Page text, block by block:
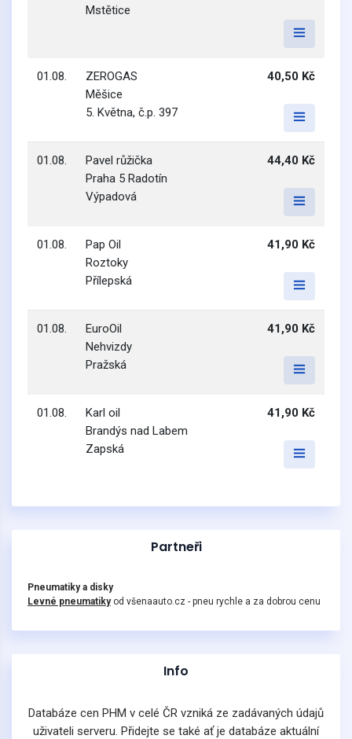
Mstětice
01.08.
ZEROGAS
Měšice
5. Května, č.p. 397
40,50 Kč
01.08.
Pavel růžička
Praha 5 Radotín
Výpadová
44,40 Kč
01.08.
Pap Oil
Roztoky
Přílepská
41,90 Kč
01.08.
EuroOil
Nehvizdy
Pražská
41,90 Kč
01.08.
Karl oil
Brandýs nad Labem
Zapská
41,90 Kč
Partneři
Pneumatiky a disky
Levné pneumatikyod všenaauto.cz - pneu rychle a za dobrou cenu
Info
Databáze cen PHM v celé ČR vzniká ze zadávaných údajů
uživateli serveru. Přidejte se také ať je databáze aktuální